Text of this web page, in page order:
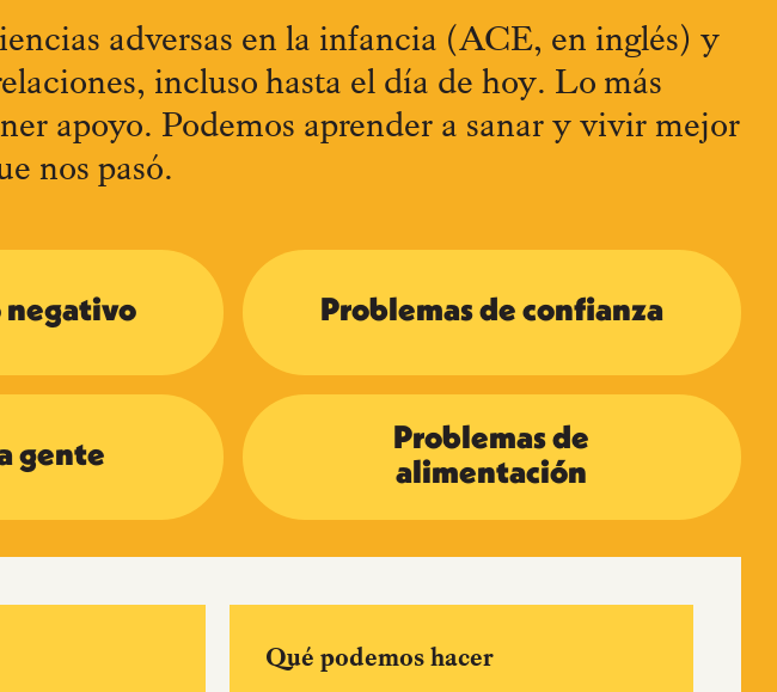
adversas en la infancia (ACE, en inglés) y
incluso hasta el día de hoy. Lo más
apoyo. Podemos aprender a sanar y vivir mejor
nos pasó.
negativo Problemas de confianza
gente
Problemas de
alimentación
Qué podemos hacer